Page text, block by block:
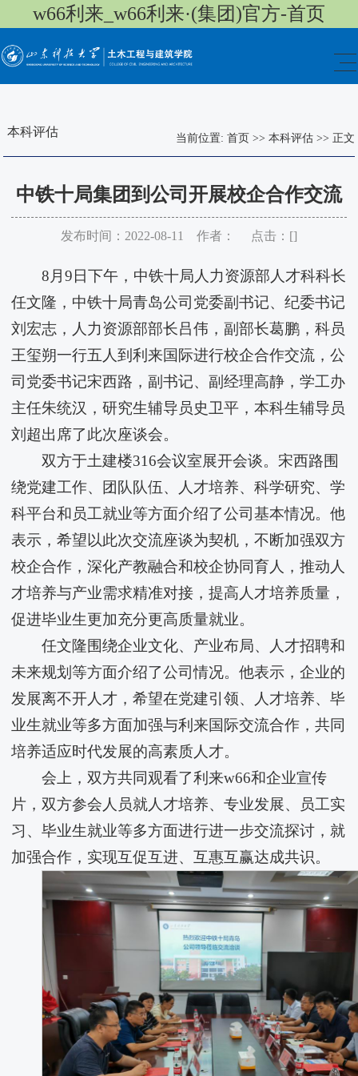
w66利来_w66利来·(集团)官方-首页
本科评估 当前位置: 首页 >> 本科评估>> 正文
中铁十局集团到​公司开展校企合作交流
发布时间：2022-08-11 作者： 点击：[]
8月9日下午，中铁十局人力资源部人才科科长
任文隆，中铁十局青岛公司党委副书记、纪委书记
刘宏志，人力资源部部长吕伟，副部长葛鹏，科员
王玺朔一行五人到​利来国际进行校企合作交流，公
司党委书记宋西路，副书记、副经理高静，学工办
主任朱统汉，研究生辅导员史卫平，本科生辅导员
刘超出席了此次座谈会。
双方于土建楼316会议室展开会谈。宋西路围
绕党建工作、团队队伍、人才培养、科学研究、学
科平台和员工就业等方面介绍了公司基本情况。他
表示，希望以此次交流座谈为契机，不断加强双方
校企合作，深化产教融合和校企协同育人，推动人
才培养与产业需求精准对接，提高人才培养质量，
促进毕业生更加充分更高质量就业。
任文隆围绕企业文化、产业布局、人才招聘和
未来规划等方面介绍了公司情况。他表示，企业的
发展离不开人才，希望在党建引领、人才培养、毕
业生就业等多方面加强与​利来国际交流合作，共同
培养适应时代发展的高素质人才。
会上，双方共同观看了利来w66和企业宣传
片，双方参会人员就人才培养、专业发展、员工实
习、毕业生就业等多方面进行进一步交流探讨，就
加强合作，实现互促互进、互惠互赢达成共识。